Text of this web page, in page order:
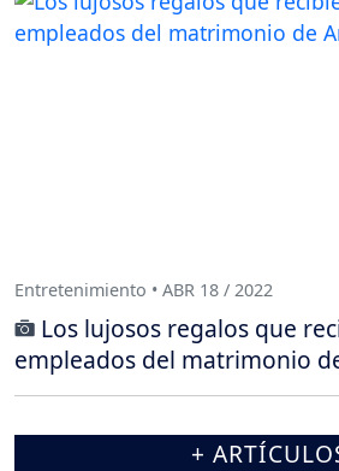
Entretenimiento • ABR 18 / 2022
Los lujosos regalos que
empleados del matrimonio
+